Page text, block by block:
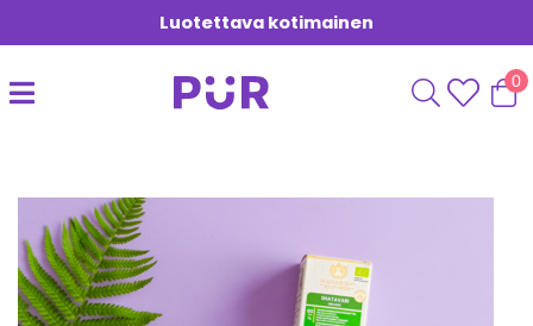
Luotettava kotimainen
0